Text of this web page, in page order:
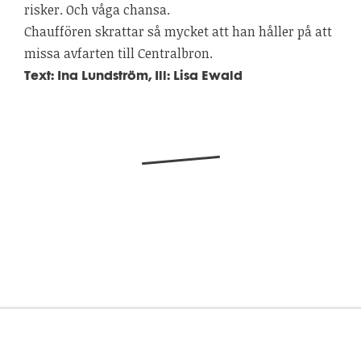
risker. Och våga chansa.
Chauffören skrattar så mycket att han håller på att
missa avfarten till Centralbron.
Text: Ina Lundström, Ill: Lisa Ewald